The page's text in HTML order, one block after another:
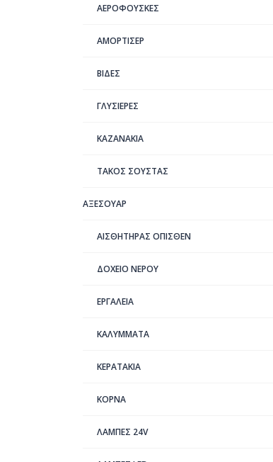
ΑΕΡΟΦΟΥΣΚΕΣ
ΑΜΟΡΤΙΣΕΡ
ΒΙΔΕΣ
ΓΛΥΣΙΕΡΕΣ
ΚΑΖΑΝΑΚΙΑ
ΤΑΚΟΣ ΣΟΥΣΤΑΣ
ΑΞΕΣΟΥΑΡ
ΑΙΣΘΗΤΗΡΑΣ ΟΠΙΣΘΕΝ
ΔΟΧΕΙΟ ΝΕΡΟΥ
ΕΡΓΑΛΕΙΑ
ΚΑΛΥΜΜΑΤΑ
ΚΕΡΑΤΑΚΙΑ
ΚΟΡΝΑ
ΛΑΜΠΕΣ 24V